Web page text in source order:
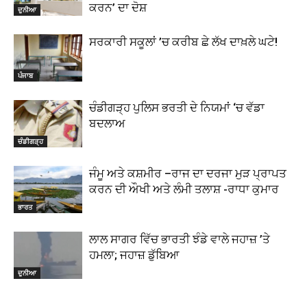
ਦੁਨੀਆ
ਕਰਨ’ ਦਾ ਦੋਸ਼
ਪੰਜਾਬ
ਸਰਕਾਰੀ ਸਕੂਲਾਂ ’ਚ ਕਰੀਬ ਛੇ ਲੱਖ ਦਾਖ਼ਲੇ ਘਟੇ!
ਚੰਡੀਗੜ੍ਹ
ਚੰਡੀਗੜ੍ਹ ਪੁਲਿਸ ਭਰਤੀ ਦੇ ਨਿਯਮਾਂ ‘ਚ ਵੱਡਾ
ਬਦਲਾਅ
ਭਾਰਤ
ਜੰਮੂ ਅਤੇ ਕਸ਼ਮੀਰ –ਰਾਜ ਦਾ ਦਰਜਾ ਮੁੜ ਪ੍ਰਾਪਤ
ਕਰਨ ਦੀ ਔਖੀ ਅਤੇ ਲੰਮੀ ਤਲਾਸ਼ -ਰਾਧਾ ਕੁਮਾਰ
ਦੁਨੀਆ
ਲਾਲ ਸਾਗਰ ਵਿੱਚ ਭਾਰਤੀ ਝੰਡੇ ਵਾਲੇ ਜਹਾਜ਼ ’ਤੇ
ਹਮਲਾ; ਜਹਾਜ਼ ਡੁੱਬਿਆ